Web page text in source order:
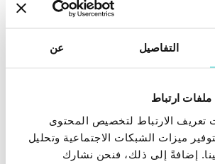
التفاصيل عن
ارتباط
تعريف الارتباط لتخصيص المحتوى
ميزات الشبكات الاجتماعية وتحليل
إضافةً إلى ذلك، فنحن نشارك
استبدال دقيقة بناءً على الحالة
الجمالية والوظيفية لكل هاتف باستخدام NSYS